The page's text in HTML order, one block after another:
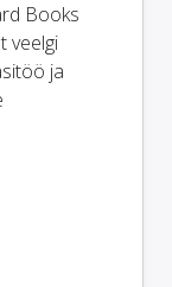
Books
veelgi
ja